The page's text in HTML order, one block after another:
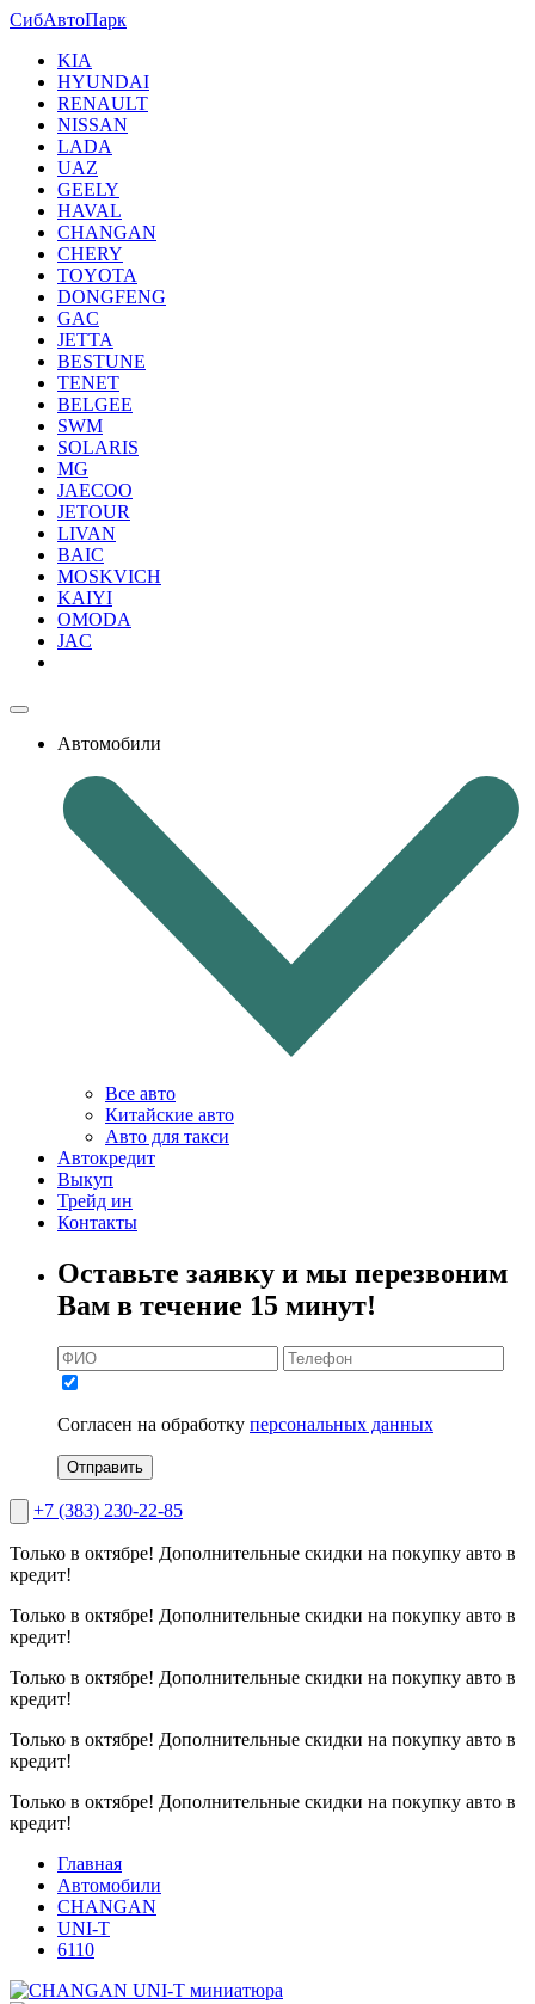
СибАвтоПарк
KIA
HYUNDAI
RENAULT
NISSAN
LADA
UAZ
GEELY
HAVAL
CHANGAN
CHERY
TOYOTA
DONGFENG
GAC
JETTA
BESTUNE
TENET
BELGEE
SWM
SOLARIS
MG
JAECOO
JETOUR
LIVAN
BAIC
MOSKVICH
KAIYI
OMODA
JAC
Автомобили
Все авто
Китайские авто
Авто для такси
Автокредит
Выкуп
Трейд ин
Контакты
Оставьте заявку и мы перезвоним
Вам в течение 15 минут!
Согласен на обработку персональных данных
Отправить
+7 (383) 230-22-85
Только в октябре! Дополнительные скидки на покупку авто в
кредит!
Только в октябре! Дополнительные скидки на покупку авто в
кредит!
Только в октябре! Дополнительные скидки на покупку авто в
кредит!
Только в октябре! Дополнительные скидки на покупку авто в
кредит!
Только в октябре! Дополнительные скидки на покупку авто в
кредит!
Главная
Автомобили
CHANGAN
UNI-T
6110